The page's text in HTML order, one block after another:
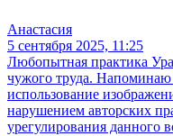
Анастасия
5 сентября 2025, 11:25
Любопытная практика
чужого труда.
использование
нарушением авторских
урегулирования данного